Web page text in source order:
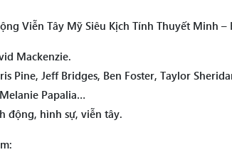
Viễn Tây Mỹ Siêu Kịch Tính Thuyết Minh –
Mackenzie.
Pine, Jeff Bridges, Ben Foster, Taylor
Papalia…
động, hình sự, viễn tây.